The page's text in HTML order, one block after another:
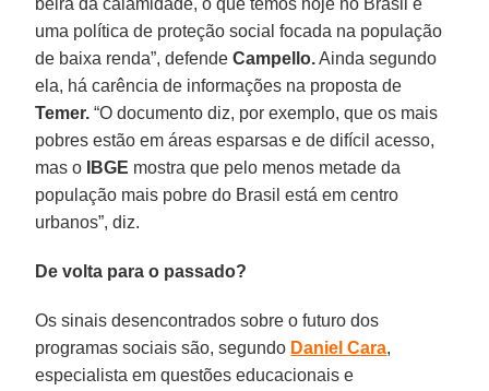
uma política de proteção social focada na população
de baixa renda”, defendeCampello.Ainda segundo
ela, há carência de informações na proposta de
Temer. “O documento diz, por exemplo, que os mais
pobres estão em áreas esparsas e de difícil acesso,
mas o
IBGE mostra que pelo menos metade da
população mais pobre do Brasil está em centro
urbanos”, diz.
De volta para o passado?
Os sinais desencontrados sobre o futuro dos
programas sociais são, segundo Daniel Cara,
especialista em questões educacionais e